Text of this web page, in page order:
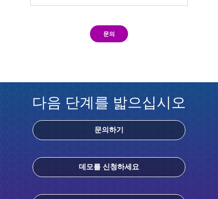
문의
다음 단계를 밟으십시오
문의하기
데모를 신청하세요